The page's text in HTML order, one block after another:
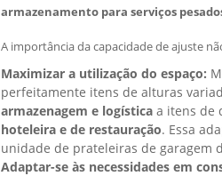
armazenamento para serviços
A importância da capacidade de ajuste
Maximizar a utilização do espaço:
perfeitamente itens de alturas
armazenagem e logística a itens de
hoteleira e de restauração. Essa
unidade de prateleiras de garagem
Adaptar-se às necessidades em